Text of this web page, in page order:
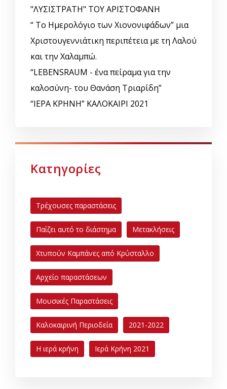
"ΛΥΣΙΣΤΡΑΤΗ" ΤΟΥ ΑΡΙΣΤΟΦΑΝΗ
“ Το Ημερολόγιο των Χιονονιφάδων” μια
Χριστουγεννιάτικη περιπέτεια με τη Λαλού
και την Χαλαμπώ.
“LEBENSRAUM - ένα πείραμα για την
καλοσύνη- του Θανάση Τριαρίδη”
“ΙΕΡΑ ΚΡΗΝΗ” ΚΑΛΟΚΑΙΡΙ 2021
Κατηγορίες
Τρέχουσες παραστάσεις
Παίζει αυτό το διάστημα Μετακλήσεις
Χτυπούν Καμπάνες από Κρύσταλλο
Αρχείο παραστάσεων
Μουσικές Παραστάσεις
Καλοκαιρινή Περιοδεία 2021-2022
Η ιερά κρήνη Ιερά Κρήνη 2021